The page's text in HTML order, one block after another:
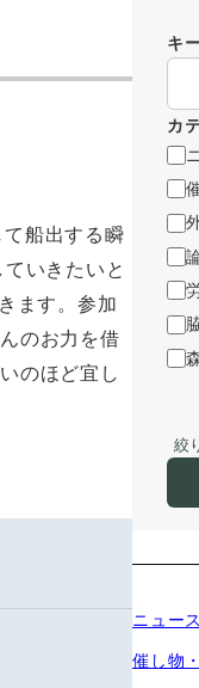
船出する瞬
いきたいと
ます。参加
のお力を借
のほど宜し
キ
カ
絞
ニュー
催し物